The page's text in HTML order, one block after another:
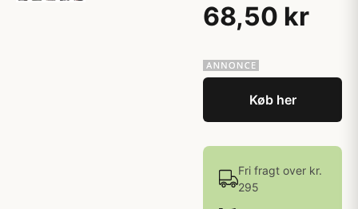
68,50 kr
Køb her
Fri fragt over kr.
295